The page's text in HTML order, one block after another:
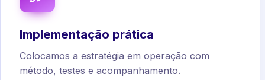
Implementação prática
Colocamos a estratégia em operação com
método, testes e acompanhamento.